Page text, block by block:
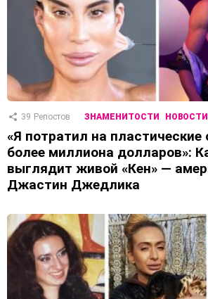
39 Репостов ЗНАМЕНИТОСТИ
«Я потратил на пластические
более миллиона долларов»:
выглядит живой «Кен» —
Джастин Джедлика